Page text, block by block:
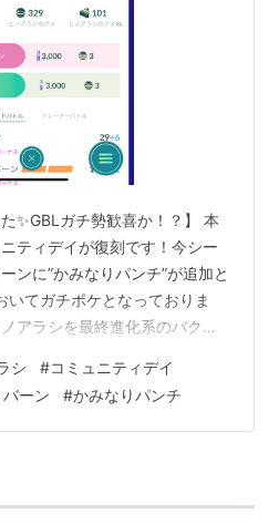
✨GBLガチ勢歓喜か！？】 本
ティデイが復刻です！今シー
ンに”かみなりパンチ”が追加と
いてガチポケとなっておりま
アラシを最終進化系のバクフ
ーナスとして捕獲時の経験値
ついて大変お得なコミュニテ
れはやるしかありません！自
んので、ヒノアラシのアメは
アメ集めも…
シ #コミュニティデイ
ーン #かみなりパンチ